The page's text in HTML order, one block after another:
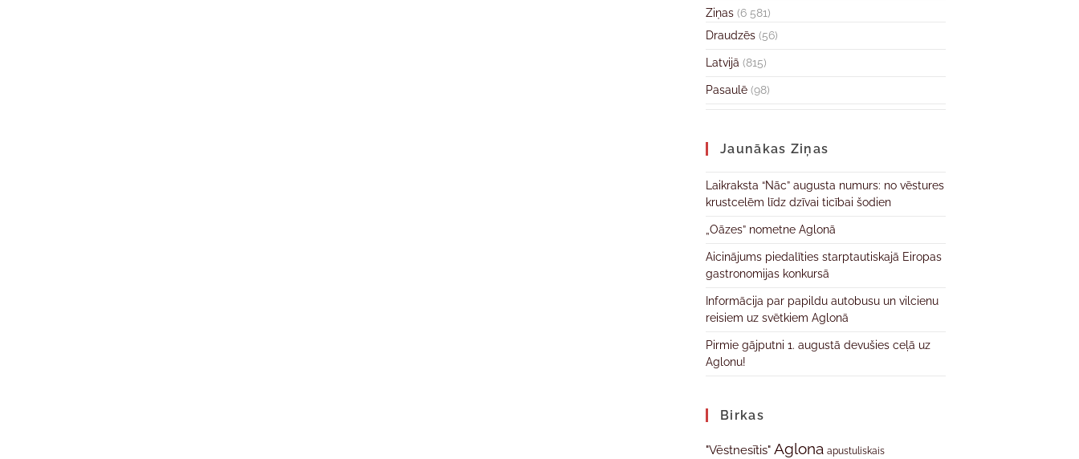
Ziņas (6 581)
Draudzēs (56)
Latvijā (815)
Pasaulē (98)
Jaunākas Ziņas
Laikraksta “Nāc” augusta numurs: no vēstures
krustcelēm līdz dzīvai ticībai šodien
„Oāzes” nometne Aglonā
Aicinājums piedalīties starptautiskajā Eiropas
gastronomijas konkursā
Informācija par papildu autobusu un vilcienu
reisiem uz svētkiem Aglonā
Pirmie gājputni 1. augustā devušies ceļā uz
Aglonu!
Birkas
"Vēstnesītis" Aglona apustuliskais